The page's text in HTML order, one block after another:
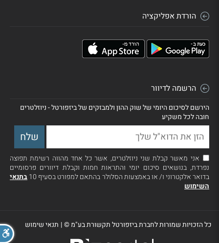
הורדת אפליקציה
הרשמה לדיוור
הירשם לסיכום היומי של שוק ההון ולמבזקים של ביזפורטל - ניוזלטרים
חובה לכל משקיע
אני מאשר קבלת שני ניוזלטרים, אשר כל אחד מהווה רשימת תפוצה
נפרדת, בנושאים סיכום יומי והתראות חמות וקבלת דיוורים פרסומיים
בדואר אלקטרוני ו/ או באמצעות הסלולר בהתאם למפורט בסעיף 10
בתנאי
השימוש
כל הזכויות שמורות לחברת ביזפורטל תקשורת בע"מ ©| תנאי שימוש